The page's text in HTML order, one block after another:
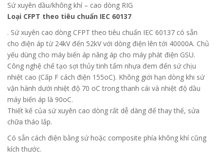
Sứ xuyên dầu/không khí – cao dòng RIG
Loại CFPT theo tiêu chuẩn IEC 60137
. Sứ xuyên cao dòng CFPT theo tiêu chuẩn IEC 60137 có sẵn
cho điện áp từ 24kV đến 52kV với dòng điện lên tới 40000A. Chủ
yếu dùng cho máy biến áp nâng áp cho máy phát điện GSU.
Công nghệ chế tạo sợi thủy tinh tẩm nhựa đem đến sứ chịu
nhiệt cao (Cấp F cách điện 155oC). Không giới hạn dòng khi sứ
vận hành dưới nhiệt độ 70 oC trong thanh cái và nhiệt độ dầu
máy biến áp là 90oC.
Thiết kế của sứ xuyên cao dòng rất dễ dàng để thay thế, sửa
chữa tháo lắp.
Có sẵn cách điện bằng sứ hoặc composite phía không khí cũng
kích thước.